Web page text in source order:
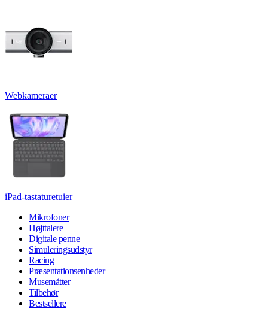
Webkameraer
iPad-tastaturetuier
Mikrofoner
Højttalere
Digitale penne
Simuleringsudstyr
Racing
Præsentationsenheder
Musemåtter
Tilbehør
Bestsellere